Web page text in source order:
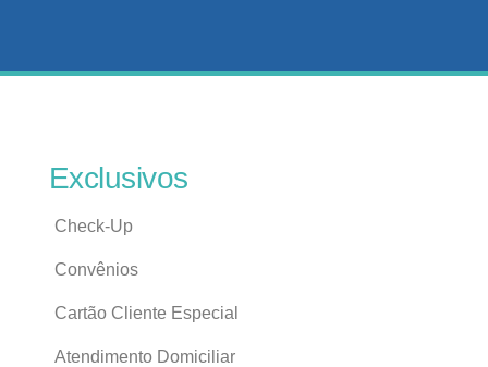
Exclusivos
Check-Up
Convênios
Cartão Cliente Especial
Atendimento Domiciliar